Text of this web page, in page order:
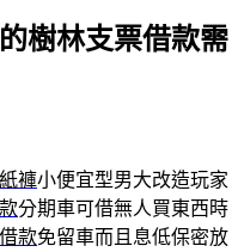
樹林支票借款需
紙褲小便宜型男大改造玩家
分期車可借無人買東西時
款免留車而且息低保密放